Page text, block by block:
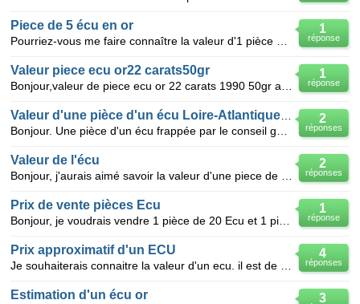
1
réponse
Piece de 5 écu en or
1
réponse
Valeur piece ecu or22 carats50gr
2
réponses
2
réponses
Valeur de l'écu
1
réponse
Prix de vente pièces Ecu
4
réponses
Prix approximatif d'un ECU
3
Estimation d'un écu or